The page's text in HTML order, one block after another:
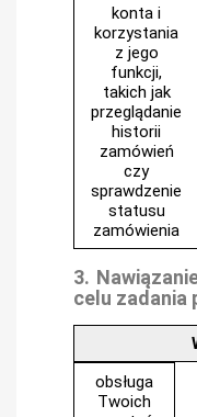
konta i
korzystania
z jego
funkcji,
takich jak
przeglądanie
historii
zamówień
czy
sprawdzenie
statusu
zamówienia
3.
celu zadania
obsługa
Twoich